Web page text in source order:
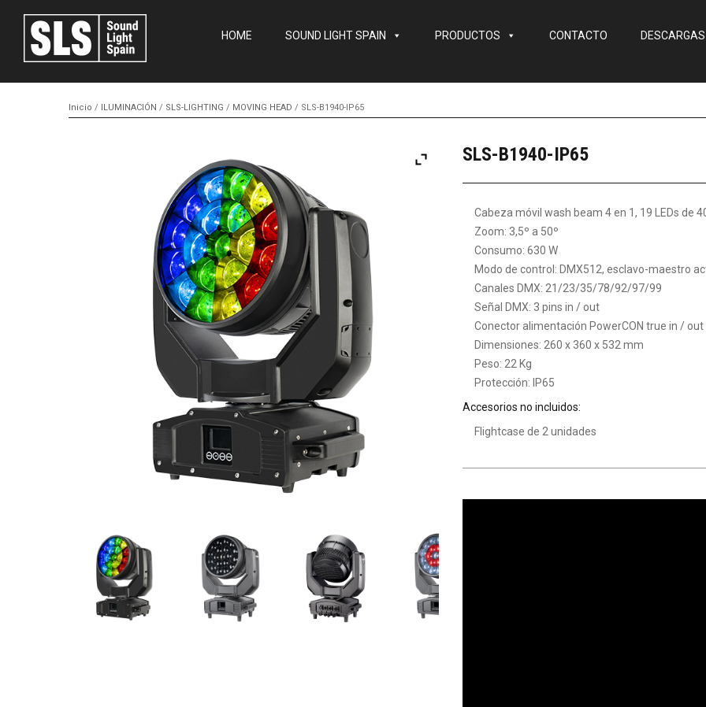
HOME SOUND LIGHT SPAIN PRODUCTOS CONTACTO DESCARGAS
Inicio / ILUMINACIÓN / SLS-LIGHTING / MOVING HEAD / SLS-B1940-IP65
SLS-B1940-IP65
Cabeza móvil wash beam 4 en 1, 19 LEDs de
Zoom: 3,5º a 50º
Consumo: 630 W
Modo de control: DMX512, esclavo-maestro
Canales DMX: 21/23/35/78/92/97/99
Señal DMX: 3 pins in / out
Conector alimentación PowerCON true in / out
Dimensiones: 260 x 360 x 532 mm
Peso: 22 Kg
Protección: IP65
Accesorios no incluidos:
Flightcase de 2 unidades